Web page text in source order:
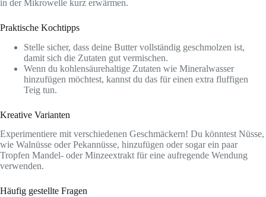
in der Mikrowelle kurz erwärmen.
Praktische Kochtipps
Stelle sicher, dass deine Butter vollständig geschmolzen ist,
damit sich die Zutaten gut vermischen.
Wenn du kohlensäurehaltige Zutaten wie Mineralwasser
hinzufügen möchtest, kannst du das für einen extra fluffigen
Teig tun.
Kreative Varianten
Experimentiere mit verschiedenen Geschmäckern! Du könntest Nüsse,
wie Walnüsse oder Pekannüsse, hinzufügen oder sogar ein paar
Tropfen Mandel- oder Minzeextrakt für eine aufregende Wendung
verwenden.
Häufig gestellte Fragen